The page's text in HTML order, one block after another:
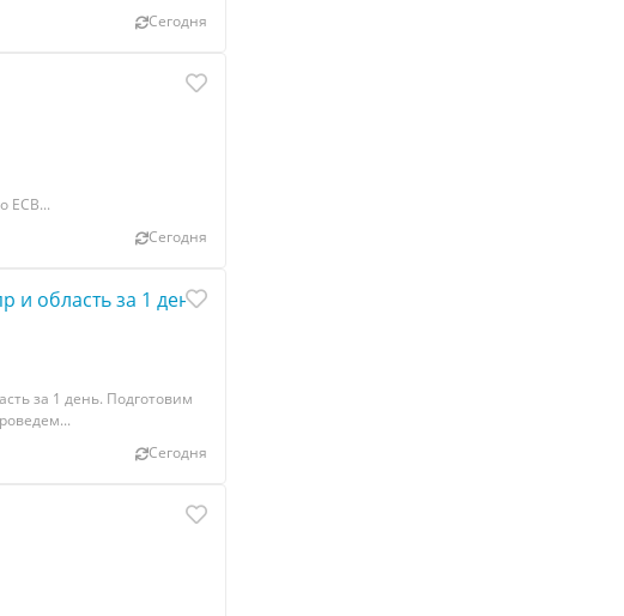
Сегодня
ЕСВ...
Сегодня
и область за 1 день.
за 1 день. Подготовим
Сегодня